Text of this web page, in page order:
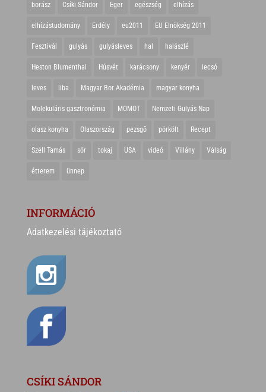
borász Csíki Sándor Eger egészség elhízás
elhízástudomány Erdély eu2011 EU Elnökség 2011
Fesztivál gulyás gulyásleves hal halászlé
Heston Blumenthal Húsvét karácsony kenyér lecsó
leves liba Magyar Bor Akadémia magyar konyha
Molekuláris gasztronómia MOMOT Nemzeti Gulyás Nap
olasz konyha Olaszország pezsgő pörkölt Recept
Széll Tamás sör tokaj USA videó Villány Válság
étterem ünnep
INFORMÁCIÓ
Adatkezelési tájékoztató
CSÍKI SÁNDOR